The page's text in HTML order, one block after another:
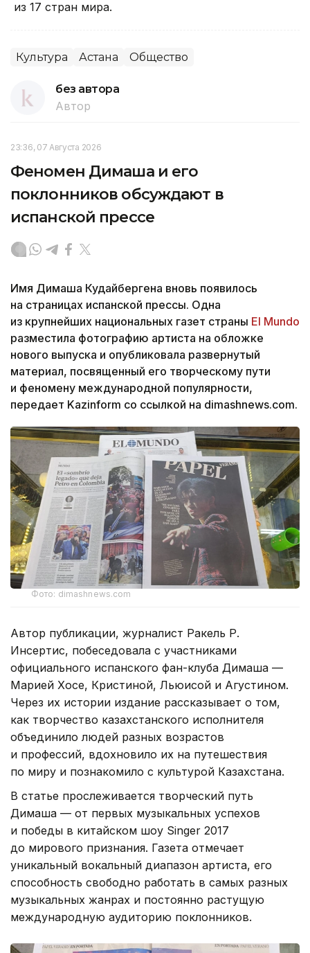
из 17 стран мира.
Культура Астана Общество
без автора
Автор
23:36, 07 Августа 2026
Феномен Димаша и его
поклонников обсуждают в
испанской прессе
Имя Димаша Кудайбергена вновь появилось
на страницах испанской прессы. Одна
из крупнейших национальных газет страны El Mundo
разместила фотографию артиста на обложке
нового выпуска и опубликовала развернутый
материал, посвященный его творческому пути
и феномену международной популярности,
передает Kazinform со ссылкой на dimashnews.com.
Фото: dimashnews.com
Автор публикации, журналист Ракель Р.
Инсертис, побеседовала с участниками
официального испанского фан-клуба Димаша —
Марией Хосе, Кристиной, Льюисой и Агустином.
Через их истории издание рассказывает о том,
как творчество казахстанского исполнителя
объединило людей разных возрастов
и профессий, вдохновило их на путешествия
по миру и познакомило с культурой Казахстана.
В статье прослеживается творческий путь
Димаша — от первых музыкальных успехов
и победы в китайском шоу Singer 2017
до мирового признания. Газета отмечает
уникальный вокальный диапазон артиста, его
способность свободно работать в самых разных
музыкальных жанрах и постоянно растущую
международную аудиторию поклонников.